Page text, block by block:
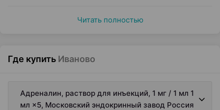
Читать полностью
Где купить Иваново
Адреналин, раствор для инъекций, 1 мг / 1 мл 1
мл ×5, Московский эндокринный завод Россия